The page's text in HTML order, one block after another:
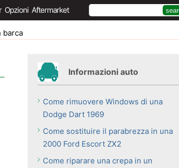
Opzioni Aftermarket
barca
Informazioni auto
Come rimuovere Windows di una
Dodge Dart 1969
Come sostituire il parabrezza in una
2000 Ford Escort ZX2
Come riparare una crepa in un